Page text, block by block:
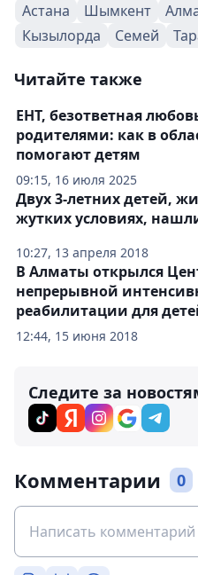
Астана
Шымкент
Кызылорда
Семей
Читайте также
09:15, 16 июля 2025
ЕНТ, безответная
родителями: как в
помогают детям
10:27, 13 апреля 2018
Двух 3-летних детей,
жутких условиях,
12:44, 15 июня 2018
В Алматы открылся
непрерывной
реабилитации для
Следите за
Комментарии 0